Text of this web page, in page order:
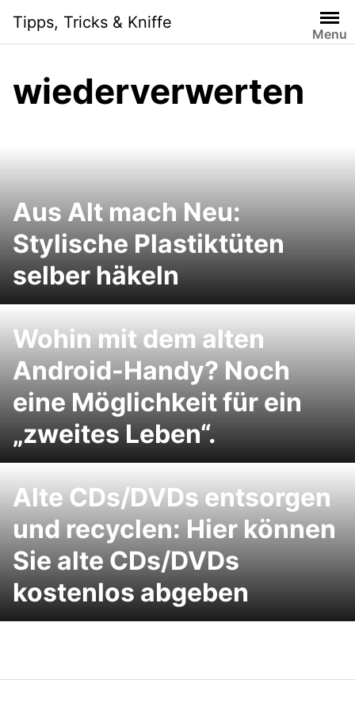
content
Tipps, Tricks & Kniffe
Menu
wiederverwerten
Aus Alt mach Neu:
Stylische Plastiktüten
selber häkeln
Wohin mit dem alten
Android-Handy? Noch
eine Möglichkeit für ein
„zweites Leben“.
Alte CDs/DVDs entsorgen
und recyclen: Hier können
Sie alte CDs/DVDs
kostenlos abgeben